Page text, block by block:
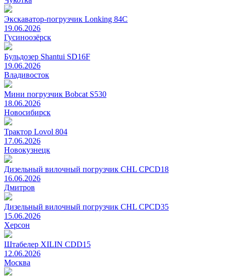
Экскаватор-погрузчик Lonking 84C
19.06.2026
Гусиноозёрск
Бульдозер Shantui SD16F
19.06.2026
Владивосток
Мини погрузчик Bobcat S530
18.06.2026
Новосибирск
Трактор Lovol 804
17.06.2026
Новокузнецк
Дизельный вилочный погрузчик CHL CPCD18
16.06.2026
Дмитров
Дизельный вилочный погрузчик CHL CPCD35
15.06.2026
Херсон
Штабелер XILIN CDD15
12.06.2026
Москва